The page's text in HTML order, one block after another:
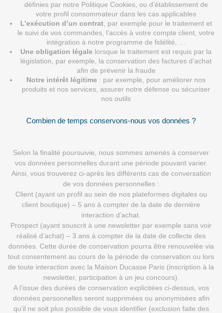
définies par notre Politique Cookies, ou d’établissement de
votre profil consommateur dans les cas applicables
L’exécution d’un contrat, par exemple pour le traitement et
le suivi de vos commandes, l’accès à votre compte client, votre
intégration à notre programme de fidélité, …
Une obligation légale lorsque le traitement est requis par la
législation, par exemple, la conservation des factures d’achat
afin de prévenir la fraude
Notre intérêt légitime : par exemple, pour améliorer nos
produits et nos services, assurer notre défense ou sécuriser
nos outils
Combien de temps conservons-nous vos données ?
Selon la finalité poursuivie, nous sommes amenés à conserver
vos données personnelles durant une période pouvant varier.
Ainsi, vous trouverez ci-après les différents cas de conversation
de vos données personnelles :
Client (ayant un profil au sein de nos plateformes digitales ou
client boutique) – 5 ans à compter de la date de dernière
interaction d’achat.
Prospect (ayant souscrit à une newsletter par exemple sans voir
réalisé d’achat) – 3 ans à compter de la date de collecte des
données. Cette durée de conservation pourra être renouvelée via
tout consentement au cours de la période de conservation ou lors
de toute interaction avec la Maison Ducasse Paris (inscription à la
newsletter, participation à un jeu concours).
A l’issue des durées de conservation explicitées ci-dessus, vos
données personnelles seront supprimées ou anonymisées afin
qu’il ne soit plus possible de vous identifier (exclusion faite des